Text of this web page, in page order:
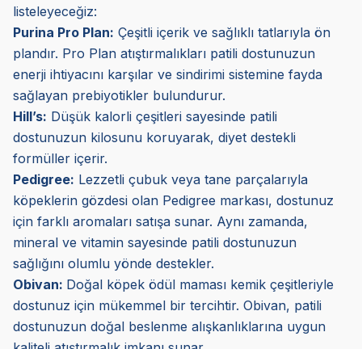
listeleyeceğiz:
Purina Pro Plan: Çeşitli içerik ve sağlıklı tatlarıyla ön
plandır. Pro Plan atıştırmalıkları patili dostunuzun
enerji ihtiyacını karşılar ve sindirimi sistemine fayda
sağlayan prebiyotikler bulundurur.
Hill’s: Düşük kalorli çeşitleri sayesinde patili
dostunuzun kilosunu koruyarak, diyet destekli
formüller içerir.
Pedigree: Lezzetli çubuk veya tane parçalarıyla
köpeklerin gözdesi olan Pedigree markası, dostunuz
için farklı aromaları satışa sunar. Aynı zamanda,
mineral ve vitamin sayesinde patili dostunuzun
sağlığını olumlu yönde destekler.
Obivan: Doğal köpek ödül maması kemik çeşitleriyle
dostunuz için mükemmel bir tercihtir. Obivan, patili
dostunuzun doğal beslenme alışkanlıklarına uygun